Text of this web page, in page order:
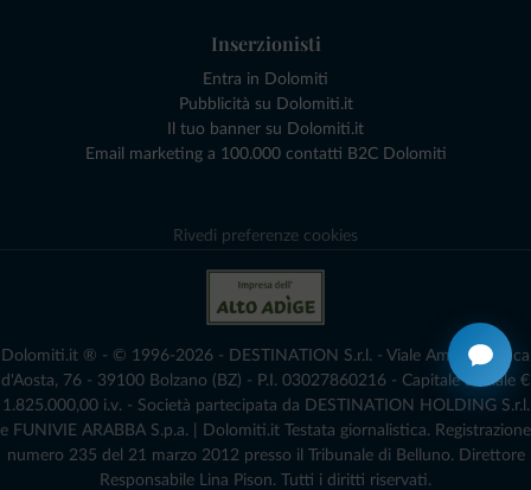
Inserzionisti
Entra in Dolomiti
Pubblicità su Dolomiti.it
Il tuo banner su Dolomiti.it
Email marketing a 100.000 contatti B2C Dolomiti
Rivedi preferenze cookies
Dolomiti.it ® - © 1996-2026 - DESTINATION S.r.l. - Viale Amedeo Duca
d'Aosta, 76 - 39100 Bolzano (BZ) - P.I. 03027860216 - Capitale Sociale €
1.825.000,00 i.v. - Società partecipata da DESTINATION HOLDING S.r.l.
e FUNIVIE ARABBA S.p.a. | Dolomiti.it Testata giornalistica. Registrazione
numero 235 del 21 marzo 2012 presso il Tribunale di Belluno.­ Direttore
Responsabile Lina Pison. Tutti i diritti riservati.